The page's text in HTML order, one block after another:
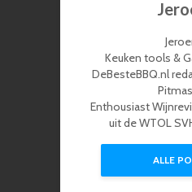
Keuken tools &
DeBesteBBQ.nl
Enthousiast
uit de WTOL
ALLE